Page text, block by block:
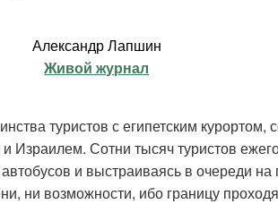
Александр Лапшин
Живой журнал
туристов с египетским курортом,
Сотни тысяч туристов
и выстраиваясь в очереди
ни возможности, ибо границу